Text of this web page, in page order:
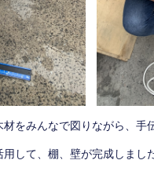
をみんなで図りながら、手
して、棚、壁が完成しまし